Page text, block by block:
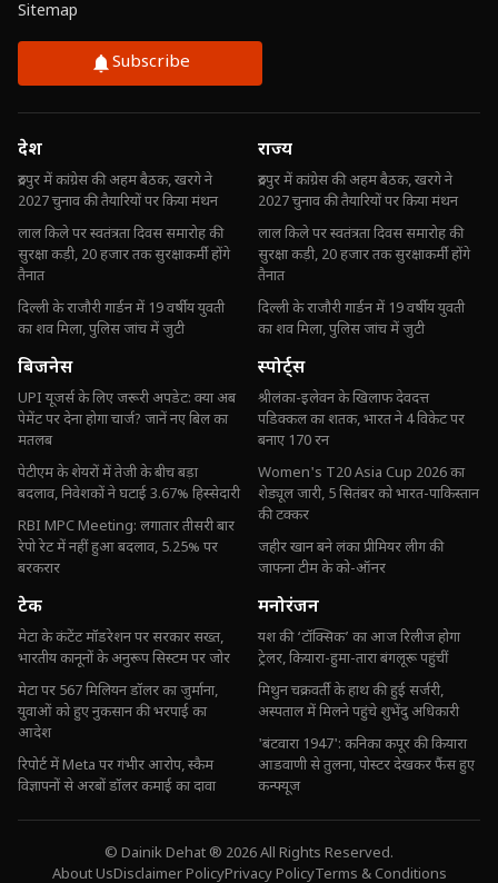
Sitemap
Subscribe
देश
रुद्रपुर में कांग्रेस की अहम बैठक, खरगे ने
2027 चुनाव की तैयारियों पर किया मंथन
लाल किले पर स्वतंत्रता दिवस समारोह की
सुरक्षा कड़ी, 20 हजार तक सुरक्षाकर्मी होंगे
तैनात
दिल्ली के राजौरी गार्डन में 19 वर्षीय युवती
का शव मिला, पुलिस जांच में जुटी
राज्य
रुद्रपुर में कांग्रेस की अहम बैठक, खरगे ने
2027 चुनाव की तैयारियों पर किया मंथन
लाल किले पर स्वतंत्रता दिवस समारोह की
सुरक्षा कड़ी, 20 हजार तक सुरक्षाकर्मी होंगे
तैनात
दिल्ली के राजौरी गार्डन में 19 वर्षीय युवती
का शव मिला, पुलिस जांच में जुटी
बिजनेस
UPI यूजर्स के लिए जरूरी अपडेट: क्या अब
पेमेंट पर देना होगा चार्ज? जानें नए बिल का
मतलब
पेटीएम के शेयरों में तेजी के बीच बड़ा
बदलाव, निवेशकों ने घटाई 3.67% हिस्सेदारी
RBI MPC Meeting: लगातार तीसरी बार
रेपो रेट में नहीं हुआ बदलाव, 5.25% पर
बरकरार
स्पोर्ट्स
श्रीलंका-इलेवन के खिलाफ देवदत्त
पडिक्कल का शतक, भारत ने 4 विकेट पर
बनाए 170 रन
Women's T20 Asia Cup 2026 का
शेड्यूल जारी, 5 सितंबर को भारत-पाकिस्तान
की टक्कर
जहीर खान बने लंका प्रीमियर लीग की
जाफना टीम के को-ऑनर
टेक
मेटा के कंटेंट मॉडरेशन पर सरकार सख्त,
भारतीय कानूनों के अनुरूप सिस्टम पर जोर
मेटा पर 567 मिलियन डॉलर का जुर्माना,
युवाओं को हुए नुकसान की भरपाई का
आदेश
रिपोर्ट में Meta पर गंभीर आरोप, स्कैम
विज्ञापनों से अरबों डॉलर कमाई का दावा
मनोरंजन
यश की ‘टॉक्सिक’ का आज रिलीज होगा
ट्रेलर, कियारा-हुमा-तारा बंगलूरू पहुंचीं
मिथुन चक्रवर्ती के हाथ की हुई सर्जरी,
अस्पताल में मिलने पहुंचे शुभेंदु अधिकारी
'बंटवारा 1947': कनिका कपूर की कियारा
आडवाणी से तुलना, पोस्टर देखकर फैंस हुए
कन्फ्यूज
© Dainik Dehat ® 2026 All Rights Reserved.
About UsDisclaimer PolicyPrivacy PolicyTerms & Conditions